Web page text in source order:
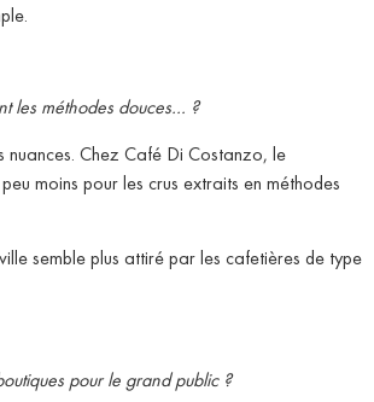
les méthodes douces… ?
Chez Café Di Costanzo, le
moins pour les crus extraits en méthodes
semble plus attiré par les cafetières de type
pour le grand public ?